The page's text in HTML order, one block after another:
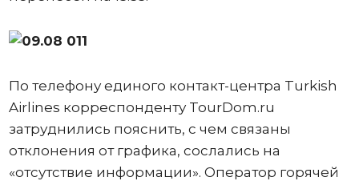
По телефону единого контакт-центра Turkish
Airlines корреспонденту TourDom.ru
затруднились пояснить, с чем связаны
отклонения от графика, сослались на
«отсутствие информации». Оператор горячей